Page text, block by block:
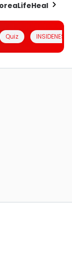
LifeHealth
Quiz INSIDENESIA